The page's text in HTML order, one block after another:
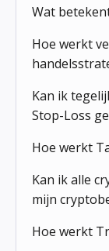
Wat
Hoe werkt
Kan ik
Stop-Loss
Hoe werkt
Kan ik alle
mijn
Hoe werkt